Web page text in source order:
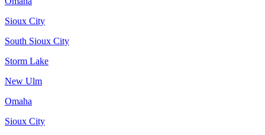
Sioux City
South Sioux City
Storm Lake
New Ulm
Omaha
Sioux City